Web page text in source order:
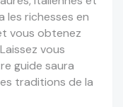
les richesses en
vous obtenez
vous
guide saura
traditions de la